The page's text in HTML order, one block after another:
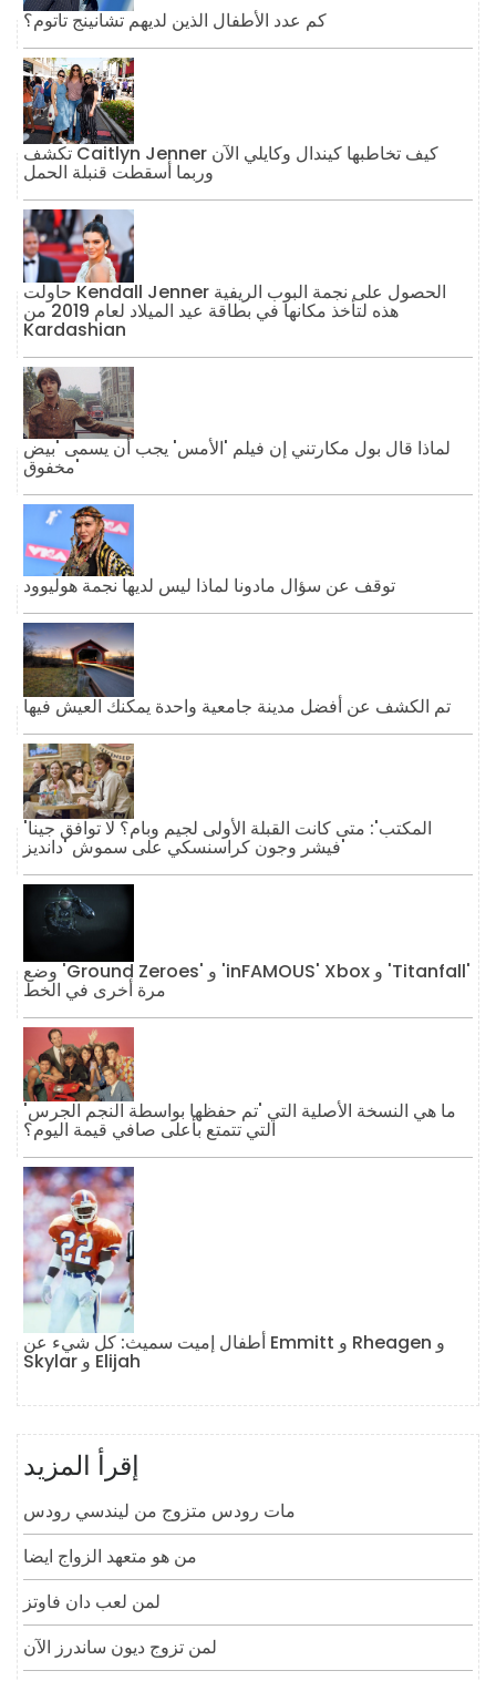
كم عدد الأطفال الذين لديهم تشانينج تاتوم؟
تكشف Caitlyn Jenner كيف تخاطبها كيندال وكايلي الآن
وربما أسقطت قنبلة الحمل
حاولت Kendall Jenner الحصول على نجمة البوب ​​الريفية
هذه لتأخذ مكانها في بطاقة عيد الميلاد لعام 2019 من
Kardashian
لماذا قال بول مكارتني إن فيلم 'الأمس' يجب أن يسمى 'بيض
مخفوق'
توقف عن سؤال مادونا لماذا ليس لديها نجمة هوليوود
تم الكشف عن أفضل مدينة جامعية واحدة يمكنك العيش فيها
'المكتب': متى كانت القبلة الأولى لجيم وبام؟ لا توافق جينا
فيشر وجون كراسنسكي على سموش 'دانديز'
وضع 'Ground Zeroes' و 'inFAMOUS' Xbox و 'Titanfall'
مرة أخرى في الخط
ما هي النسخة الأصلية التي 'تم حفظها بواسطة النجم الجرس'
التي تتمتع بأعلى صافي قيمة اليوم؟
أطفال إميت سميث: كل شيء عن Emmitt و Rheagen و
Skylar و Elijah
إقرأ المزيد
مات رودس متزوج من ليندسي رودس
من هو متعهد الزواج ايضا
لمن لعب دان فاوتز
لمن تزوج ديون ساندرز الآن